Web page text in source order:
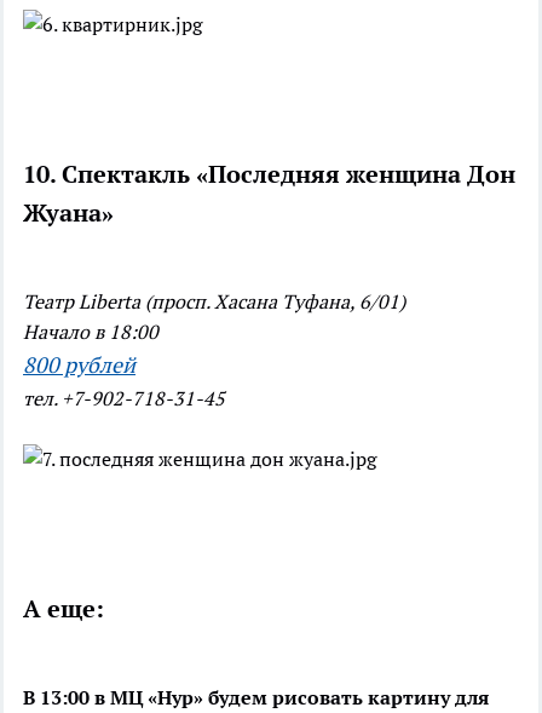
10. Спектакль «Последняя женщина Дон
Жуана»
Театр Liberta (просп. Хасана Туфана, 6/01)
Начало в 18:00
800 рублей
тел. +7-902-718-31-45
А еще:
В 13:00 в МЦ «Нур» будем рисовать картину для